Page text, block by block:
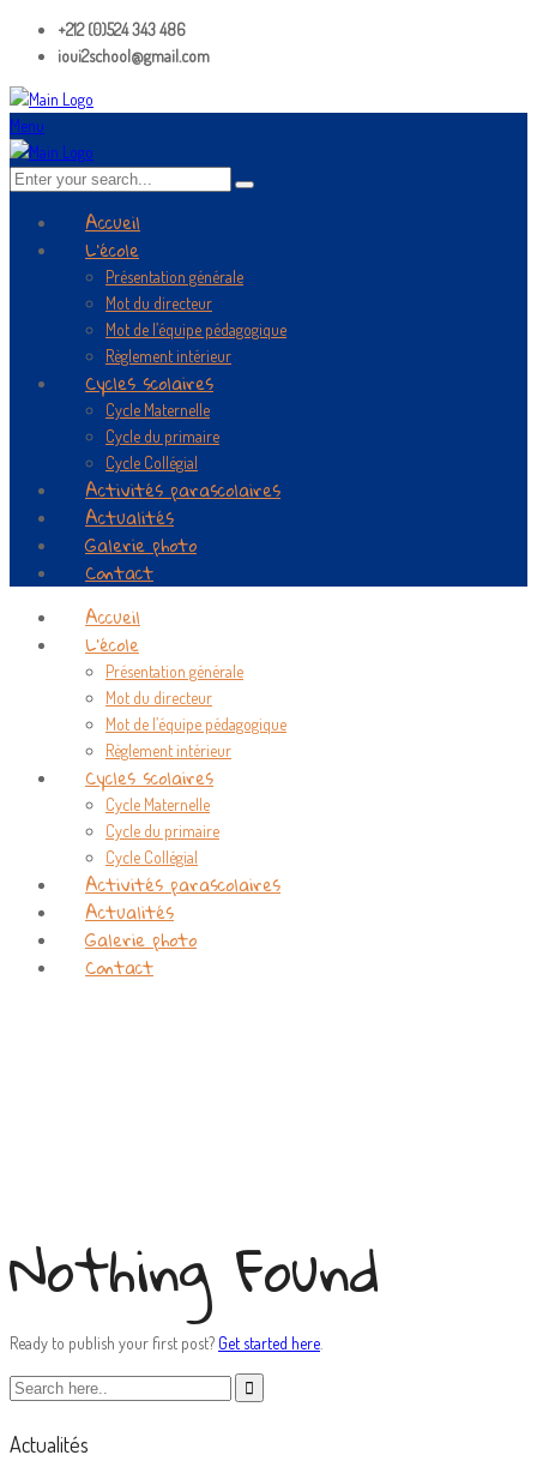
+212 (0)524 343 486
ioui2school@gmail.com
Menu
Accueil
L’école
Présentation générale
Mot du directeur
Mot de l’équipe pédagogique
Règlement intérieur
Cycles scolaires
Cycle Maternelle
Cycle du primaire
Cycle Collégial
Activités parascolaires
Actualités
Galerie photo
Contact
Accueil
L’école
Présentation générale
Mot du directeur
Mot de l’équipe pédagogique
Règlement intérieur
Cycles scolaires
Cycle Maternelle
Cycle du primaire
Cycle Collégial
Activités parascolaires
Actualités
Galerie photo
Contact
Nothing Found
Ready to publish your first post? Get started here
Actualités